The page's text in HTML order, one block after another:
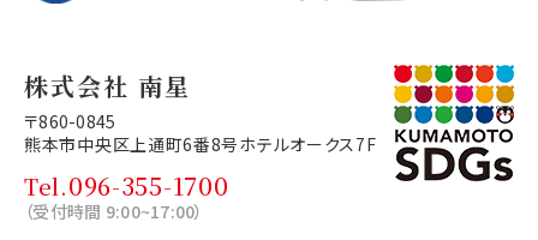
株式会社 南星
〒860-0845
熊本市中央区上通町6番8号ホテルオークス7F
Tel.096-355-1700
（受付時間 9:00~17:00）